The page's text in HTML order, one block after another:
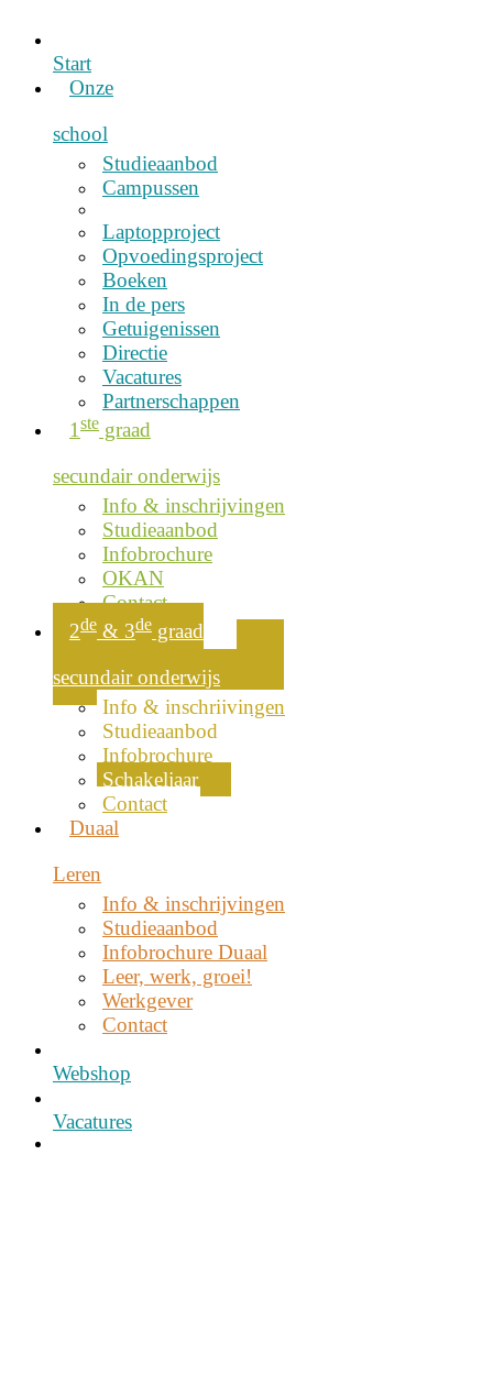
Start
Onze
school
Studieaanbod
Campussen
Laptopproject
Opvoedingsproject
Boeken
In de pers
Getuigenissen
Directie
Vacatures
Partnerschappen
1 ste graad
secundair onderwijs
Info & inschrijvingen
Studieaanbod
Infobrochure
OKAN
Contact
2de & 3de graad
secundair onderwijs
Info & inschrijvingen
Studieaanbod
Infobrochure
Schakeljaar
Contact
Duaal
Leren
Info & inschrijvingen
Studieaanbod
Infobrochure Duaal
Leer, werk, groei!
Werkgever
Contact
Webshop
Vacatures